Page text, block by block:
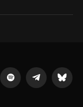
Spotify Telegrama